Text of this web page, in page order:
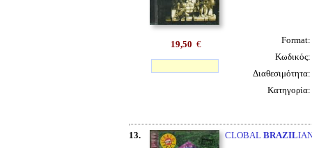
19,50 €
Format:
Κωδικός:
Διαθεσιμότητα:
Κατηγορία:
13. CLOBAL BRAZIL